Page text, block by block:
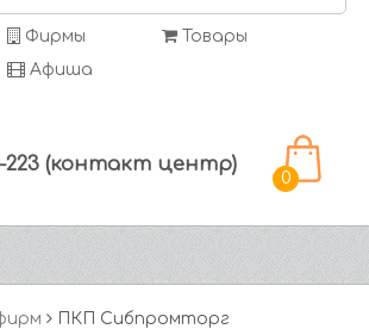
Фирмы
Товары
Афиша
223 (контакт центр)
0
ПКП Сибпромторг